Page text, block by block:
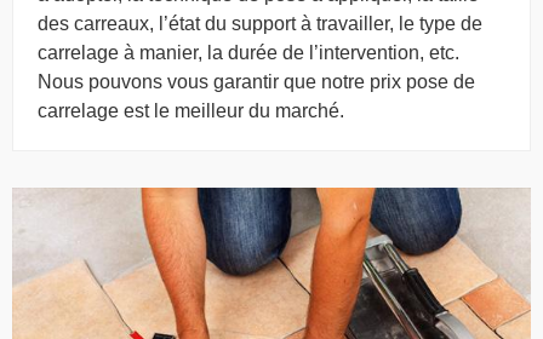
des carreaux, l’état du support à travailler, le type de
carrelage à manier, la durée de l’intervention, etc.
Nous pouvons vous garantir que notre prix pose de
carrelage est le meilleur du marché.